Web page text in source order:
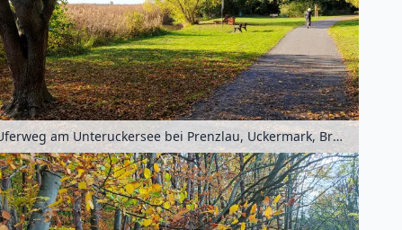
Uferweg am Unteruckersee bei Prenzlau, Uckermark, Brandenburg, Deutschland